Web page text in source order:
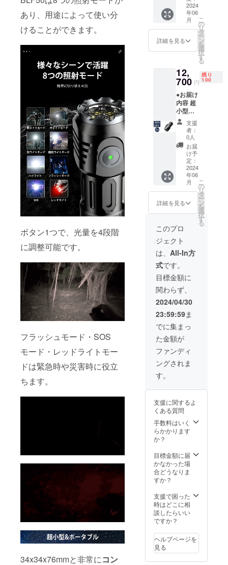
あり、用途によって使い分
けることができます。
ボタン1つで、光量を4段階
に調整可能です。
フラッシュモード・SOS
モード・レッドライトモー
ドは緊急時や災害時に役立
ちます。
34x34x76mmと非常にコン
個 乾電
池 x 2個
専用
ケース
x 2個 ●
数量限
定！定
40%OF
F 定価
20,000
円（税
込）→
12,000
円（税
込）
2024
年06
月
詳細を見る
こ
の
リ
タ
ー
ン
を
選
択
す
る
12,
700 円
残り
100
●お届け
内容 超
小型
LED懐
中電灯
BLF50
x 2個 充
電ケー
ブル x 2
個 乾電
池 x 2個
専用
ケース
x 2個 ●
数量限
定！定
価から
36%OF
F 定価
20,000
円（税
込）→
12,700
円（税
込）
支援
者：
0人
お届
け予
定：
2024
年06
月
詳細を見る
こ
の
リ
タ
ー
ン
を
選
択
す
る
このプロ
ジェクト
は、 All-In方
式です。
目標金額に
関わらず、
2024/04/30
23:59:59ま
でに集まっ
た金額が
ファンディ
ングされま
す。
支援に関するよ
くある質問
手数料はいく
らかかります
か？
目標金額に届
かなかった場
合どうなりま
すか？
支援で困った
時はどこに相
談したらいい
ですか？
ヘルプページを
見る